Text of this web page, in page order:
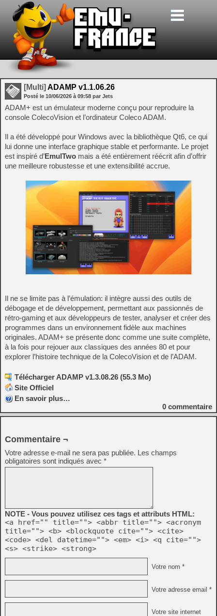
[Multi] ADAMP v1.1.06.26
Posté le 10/06/2026 à 09:58 par Jets
ADAM+ est un émulateur moderne conçu pour reproduire la
console ColecoVision et l’ordinateur Coleco ADAM.
Il a été développé pour Windows avec la bibliothèque Qt6, ce qui
lui donne une interface graphique stable et performante. Le projet
est inspiré d’EmulTwo mais a été entièrement réécrit afin d’offrir
une meilleure robustesse et une extensibilité accrue.
Il ne se limite pas à l’émulation: il intègre aussi des outils de
débogage et de développement, permettant aux passionnés de
rétro‑gaming et aux développeurs de tester, analyser et créer des
programmes dans un environnement fidèle aux machines
originales. ADAM+ se présente donc comme une suite complète,
à la fois pour rejouer aux classiques des années 80 et pour
explorer l’histoire technique de la ColecoVision et de l’ADAM.
Télécharger ADAMP v1.3.08.26 (55.3 Mo)
Site Officiel
En savoir plus…
0 commentaire
Commentaire ¬
Votre adresse e-mail ne sera pas publiée. Les champs
obligatoires sont indiqués avec *
NOTE - Vous pouvez utilisez ces tags et attributs HTML:
<a href="" title=""> <abbr title=""> <acronym
title=""> <b> <blockquote cite=""> <cite>
<code> <del datetime=""> <em> <i> <q cite="">
<s> <strike> <strong>
Votre nom *
Votre adresse email *
Votre site internet